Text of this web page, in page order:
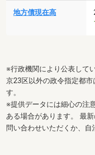
地方債現在高
※行政機関により公表して
京23区以外の政令指定都
す。
※提供データには細心の注
ある場合があります。 最
問い合わせいただくか、自